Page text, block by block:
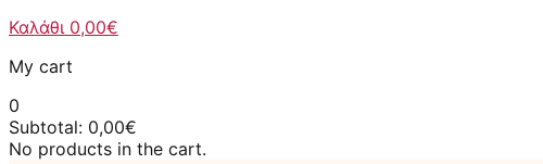
Καλάθι 0,00€
My cart
0
Subtotal: 0,00€
No products in the cart.